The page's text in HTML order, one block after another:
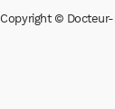
Copyright © Docteur-